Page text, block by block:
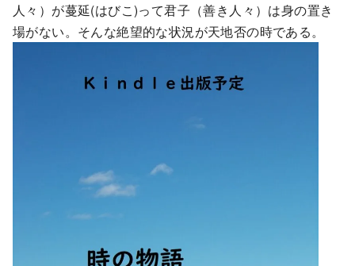
人々）が蔓延(はびこ)って君子（善き人々）は身の置き
場がない。そんな絶望的な状況が天地否の時である。